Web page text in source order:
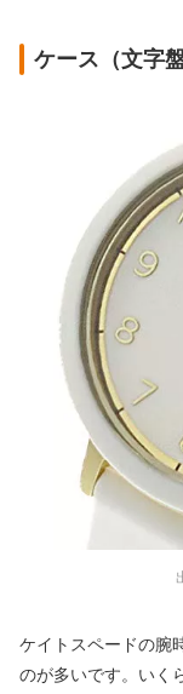
ケース（文字
ケイトスペードの腕
のが多いです。いく